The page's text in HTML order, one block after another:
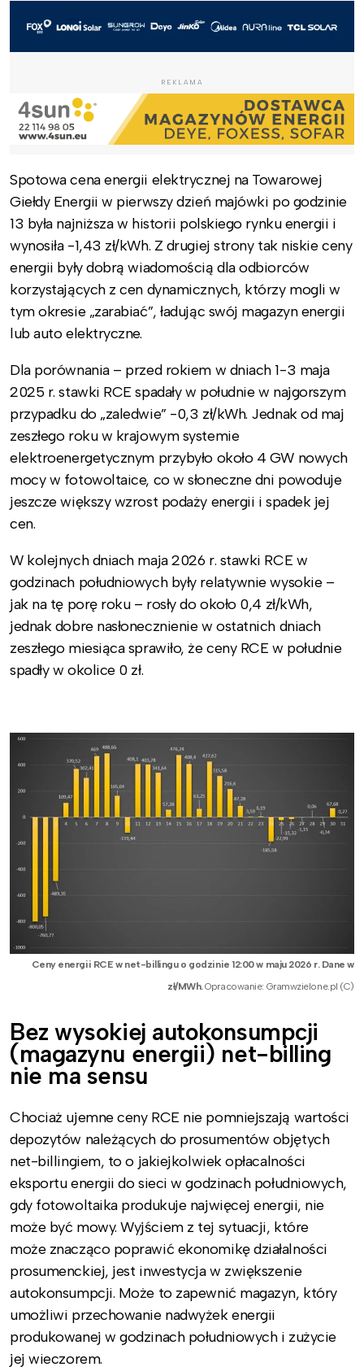
REKLAMA
Spotowa cena energii elektrycznej na Towarowej
Giełdy Energii w pierwszy dzień majówki po godzinie
13 była najniższa w historii polskiego rynku energii i
wynosiła -1,43 zł/kWh. Z drugiej strony tak niskie ceny
energii były dobrą wiadomością dla odbiorców
korzystających z cen dynamicznych, którzy mogli w
tym okresie „zarabiać”, ładując swój magazyn energii
lub auto elektryczne.
Dla porównania – przed rokiem w dniach 1-3 maja
2025 r. stawki RCE spadały w południe w najgorszym
przypadku do „zaledwie” -0,3 zł/kWh. Jednak od maj
zeszłego roku w krajowym systemie
elektroenergetycznym przybyło około 4 GW nowych
mocy w fotowoltaice, co w słoneczne dni powoduje
jeszcze większy wzrost podaży energii i spadek jej
cen.
W kolejnych dniach maja 2026 r. stawki RCE w
godzinach południowych były relatywnie wysokie –
jak na tę porę roku – rosły do około 0,4 zł/kWh,
jednak dobre nasłonecznienie w ostatnich dniach
zeszłego miesiąca sprawiło, że ceny RCE w południe
spadły w okolice 0 zł.
Ceny energii RCE w net-billingu o godzinie 12:00 w maju 2026 r. Dane w
zł/MWh.Opracowanie: Gramwzielone.pl (C)
Bez wysokiej autokonsumpcji
(magazynu energii) net-billing
nie ma sensu
Chociaż ujemne ceny RCE nie pomniejszają wartości
depozytów należących do prosumentów objętych
net-billingiem, to o jakiejkolwiek opłacalności
eksportu energii do sieci w godzinach południowych,
gdy fotowoltaika produkuje najwięcej energii, nie
może być mowy. Wyjściem z tej sytuacji, które
może znacząco poprawić ekonomikę działalności
prosumenckiej, jest inwestycja w zwiększenie
autokonsumpcji. Może to zapewnić magazyn, który
umożliwi przechowanie nadwyżek energii
produkowanej w godzinach południowych i zużycie
jej wieczorem.